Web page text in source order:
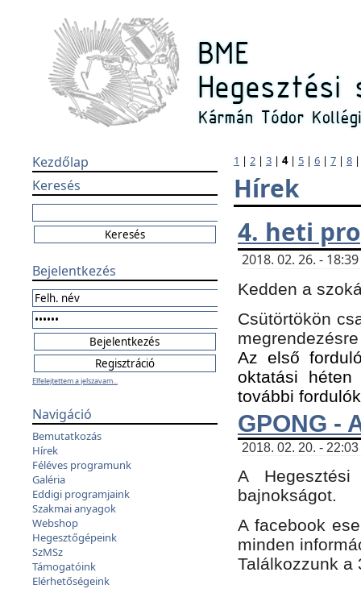
Kezdőlap
Keresés
Bejelentkezés
Elfelejtettem a jelszavam...
Navigáció
Bemutatkozás
Hírek
Féléves programunk
Galéria
Eddigi programjaink
Szakmai anyagok
Webshop
Hegesztőgépeink
SzMSz
Támogatóink
Elérhetőségeink
1 | 2 | 3 | 4| 5 | 6 | 7 | 8
Hírek
4. heti
2018. 02. 26. -
Kedden a
Csütörtökön
Az első
oktatási
további
GPONG -
2018. 02. 20. -
A
bajnokságot.
A facebook
minden
Találkozzunk a